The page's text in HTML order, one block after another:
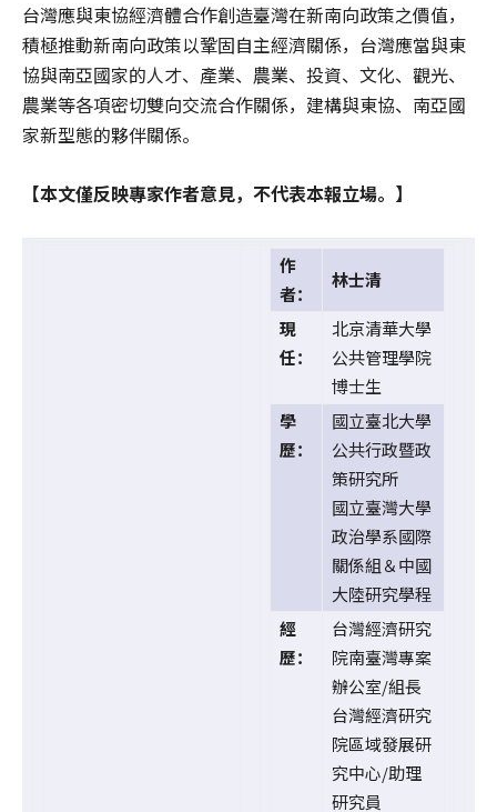
台灣應與東協經濟體合作創造臺灣在新南向政策之價值，
積極推動新南向政策以鞏固自主經濟關係，台灣應當與東
協與南亞國家的人才、產業、農業、投資、文化、觀光、
農業等各項密切雙向交流合作關係，建構與東協、南亞國
家新型態的夥伴關係。
【本文僅反映專家作者意見，不代表本報立場。】
作
者：
林士清
現
任：
北京清華大學
公共管理學院
博士生
學
歷：
國立臺北大學
公共行政暨政
策研究所
國立臺灣大學
政治學系國際
關係組＆中國
大陸研究學程
經
歷：
台灣經濟研究
院南臺灣專案
辦公室/組長
台灣經濟研究
院區域發展研
究中心/助理
研究員